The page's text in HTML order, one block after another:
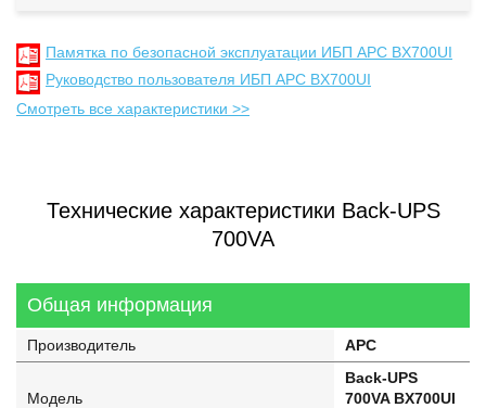
Памятка по безопасной эксплуатации ИБП APC BX700UI
Руководство пользователя ИБП APC BX700UI
Смотреть все характеристики >>
Технические характеристики Back-UPS
700VA
Общая информация
Производитель APC
Модель
Back-UPS
700VA BX700UI